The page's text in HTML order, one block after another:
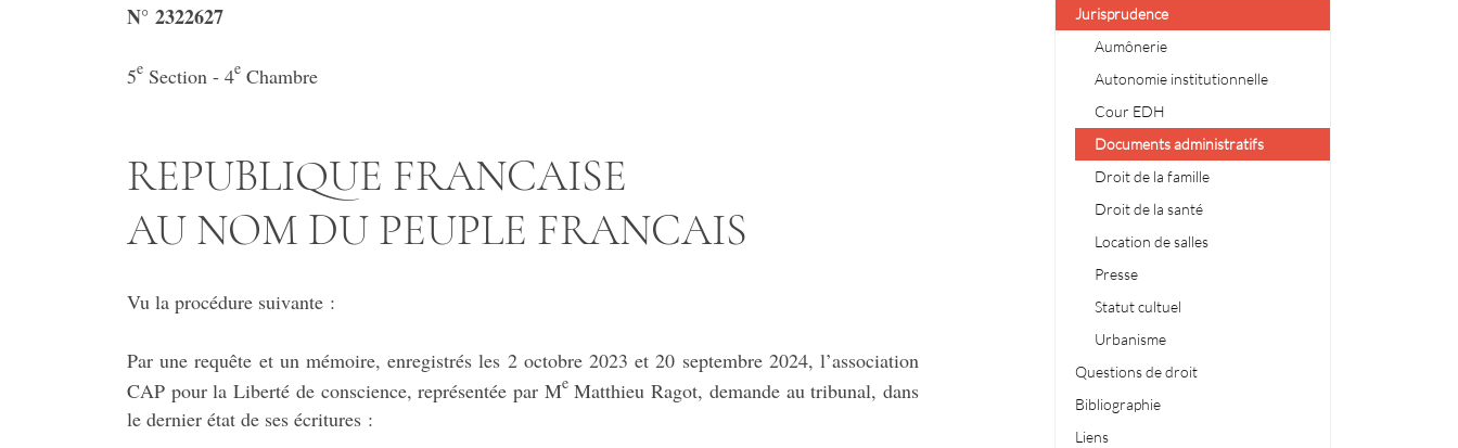
N° 2322627
5e Section - 4e Chambre
REPUBLIQUE FRANCAISE
AU NOM DU PEUPLE FRANCAIS
Vu la procédure suivante :
Par une requête et un mémoire, enregistrés les 2 octobre 2023 et 20 septembre 2024, l’association
CAP pour la Liberté de conscience, représentée par MeMatthieu Ragot, demande au tribunal, dans
le dernier état de ses écritures :
Jurisprudence
Aumônerie
Autonomie institutionnelle
Cour EDH
Documents administratifs
Droit de la famille
Droit de la santé
Location de salles
Presse
Statut cultuel
Urbanisme
Questions de droit
Bibliographie
Liens